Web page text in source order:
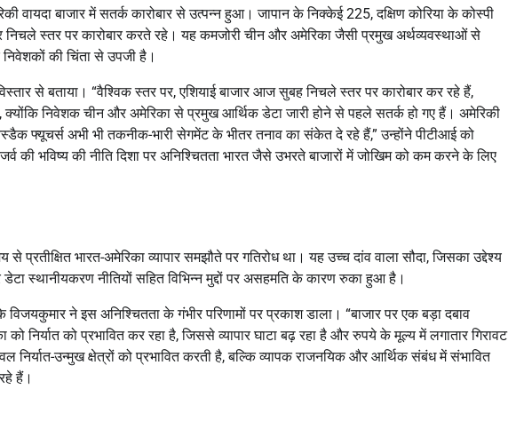
वायदा बाजार में सतर्क कारोबार से उत्पन्न हुआ। जापान के निक्केई 225, दक्षिण कोरिया के कोस्पी
स्तर पर कारोबार करते रहे। यह कमजोरी चीन और अमेरिका जैसी प्रमुख अर्थव्यवस्थाओं से
निवेशकों की चिंता से उपजी है।
से बताया। “वैश्विक स्तर पर, एशियाई बाजार आज सुबह निचले स्तर पर कारोबार कर रहे हैं,
क्योंकि निवेशक चीन और अमेरिका से प्रमुख आर्थिक डेटा जारी होने से पहले सतर्क हो गए हैं। अमेरिकी
फ्यूचर्स अभी भी तकनीक-भारी सेगमेंट के भीतर तनाव का संकेत दे रहे हैं,” उन्होंने पीटीआई को
की भविष्य की नीति दिशा पर अनिश्चितता भारत जैसे उभरते बाजारों में जोखिम को कम करने के लिए
भारत-अमेरिका व्यापार समझौते पर गतिरोध था। यह उच्च दांव वाला सौदा, जिसका उद्देश्य
डेटा स्थानीयकरण नीतियों सहित विभिन्न मुद्दों पर असहमति के कारण रुका हुआ है।
ने इस अनिश्चितता के गंभीर परिणामों पर प्रकाश डाला। “बाजार पर एक बड़ा दबाव
निर्यात को प्रभावित कर रहा है, जिससे व्यापार घाटा बढ़ रहा है और रुपये के मूल्य में लगातार गिरावट
निर्यात-उन्मुख क्षेत्रों को प्रभावित करती है, बल्कि व्यापक राजनयिक और आर्थिक संबंध में संभावित
हैं।